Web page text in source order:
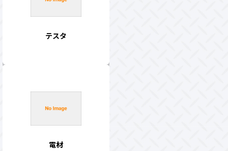
テスタ
電材